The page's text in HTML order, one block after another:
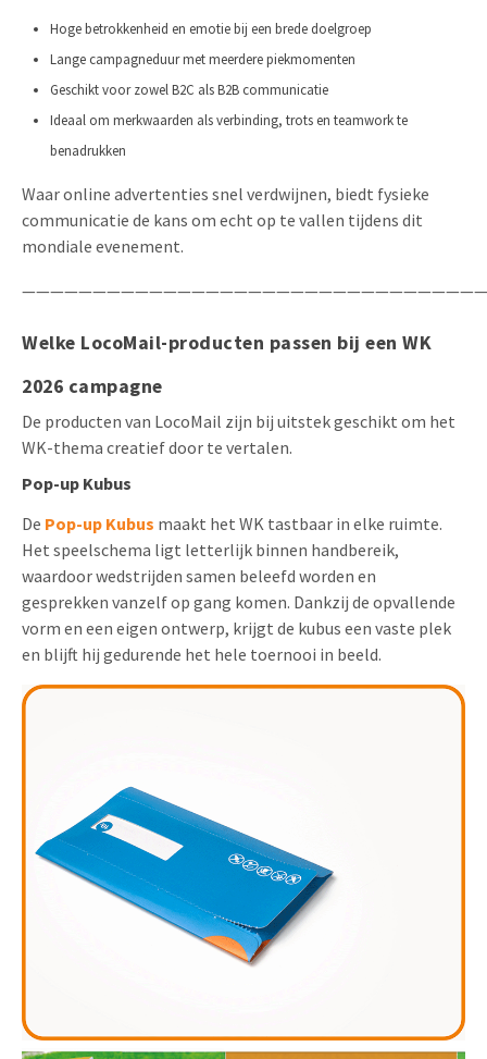
Hoge betrokkenheid en emotie bij een brede doelgroep
Lange campagneduur met meerdere piekmomenten
Geschikt voor zowel B2C als B2B communicatie
Ideaal om merkwaarden als verbinding, trots en teamwork te
benadrukken
Waar online advertenties snel verdwijnen, biedt fysieke
communicatie de kans om echt op te vallen tijdens dit
mondiale evenement.
Welke LocoMail-producten passen bij een WK
2026 campagne
De producten van LocoMail zijn bij uitstek geschikt om het
WK-thema creatief door te vertalen.
Pop-up Kubus
De Pop-up Kubus maakt het WK tastbaar in elke ruimte.
Het speelschema ligt letterlijk binnen handbereik,
waardoor wedstrijden samen beleefd worden en
gesprekken vanzelf op gang komen. Dankzij de opvallende
vorm en een eigen ontwerp, krijgt de kubus een vaste plek
en blijft hij gedurende het hele toernooi in beeld.